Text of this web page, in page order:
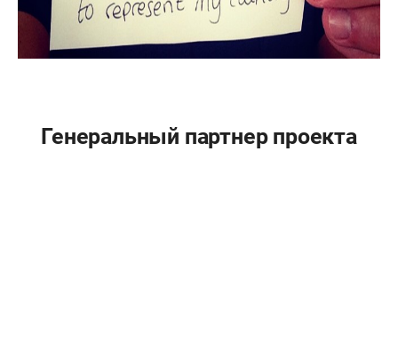
Генеральный партнер проекта